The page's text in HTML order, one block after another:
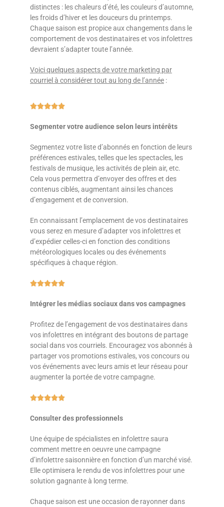
distinctes : les chaleurs d’été, les couleurs d’automne,
les froids d’hiver et les douceurs du printemps.
Chaque saison est propice aux changements dans le
comportement de vos destinataires et vos infolettres
devraient s’adapter toute l’année.
Voici quelques aspects de votre marketing par
courriel à considérer tout au long de l’année :

Segmenter votre audience selon leurs intérêts
Segmentez votre liste d’abonnés en fonction de leurs
préférences estivales, telles que les spectacles, les
festivals de musique, les activités de plein air, etc.
Cela vous permettra d’envoyer des offres et des
contenus ciblés, augmentant ainsi les chances
d’engagement et de conversion.
En connaissant l’emplacement de vos destinataires
vous serez en mesure d’adapter vos infolettres et
d’expédier celles-ci en fonction des conditions
météorologiques locales ou des événements
spécifiques à chaque région.

Intégrer les médias sociaux dans vos campagnes
Profitez de l’engagement de vos destinataires dans
vos infolettres en intégrant des boutons de partage
social dans vos courriels. Encouragez vos abonnés à
partager vos promotions estivales, vos concours ou
vos événements avec leurs amis et leur réseau pour
augmenter la portée de votre campagne.

Consulter des professionnels
Une équipe de spécialistes en infolettre saura
comment mettre en oeuvre une campagne
d’infolettre saisonnière en fonction d’un marché visé.
Elle optimisera le rendu de vos infolettres pour une
solution gagnante à long terme.
Chaque saison est une occasion de rayonner dans